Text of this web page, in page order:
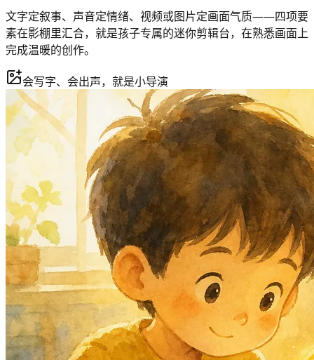
文字定叙事、声音定情绪、视频或图片定画面气质——四项要
素在影棚里汇合，就是孩子专属的迷你剪辑台，在熟悉画面上
完成温暖的创作。
会写字、会出声，就是小导演